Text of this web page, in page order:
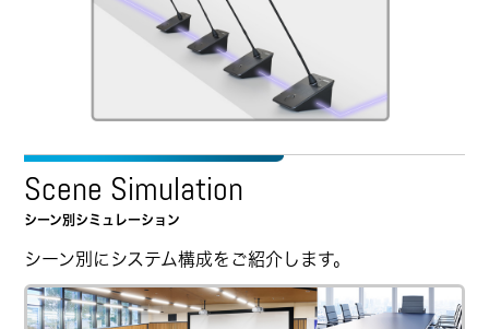
Scene Simulation
シーン別シミュレーション
シーン別にシステム構成をご紹介します。